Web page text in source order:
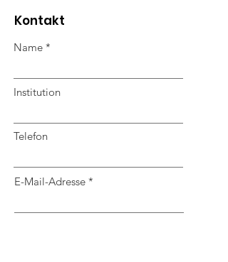
Kontakt
Name
Institution
Telefon
E-Mail-Adresse